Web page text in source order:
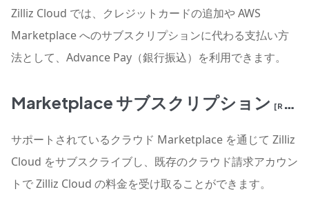
Zilliz Cloud では、クレジットカードの追加や AWS
Marketplace へのサブスクリプションに代わる支払い方
法として、Advance Pay（銀行振込）を利用できます。
Marketplace サブスクリプション [READ MORE]
サポートされているクラウド Marketplace を通じて Zilliz
Cloud をサブスクライブし、既存のクラウド請求アカウン
トで Zilliz Cloud の料金を受け取ることができます。